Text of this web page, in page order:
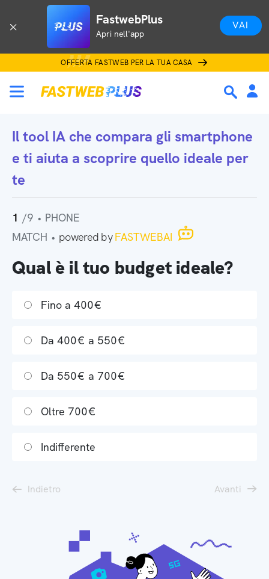
FastwebPlus
Apri nell'app
VAI
OFFERTA FASTWEB PER LA TUA CASA
Il tool IA che compara gli smartphone
e ti aiuta a scoprire quello ideale per
te
1 /9 • PHONE
MATCH • powered byFASTWEBAI
Qual è il tuo budget ideale?
Fino a 400€
Da 400€ a 550€
Da 550€ a 700€
Oltre 700€
Indifferente
Indietro Avanti